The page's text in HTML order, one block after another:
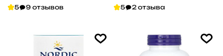
5 9 отзывов 5 2 отзыва